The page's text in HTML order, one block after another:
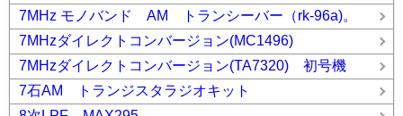
7MHz モノバンド AM トランシーバー（rk-96a)。
7MHzダイレクトコンバージョン(MC1496)
7MHzダイレクトコンバージョン(TA7320) 初号機
7石AM トランジスタラジオキット